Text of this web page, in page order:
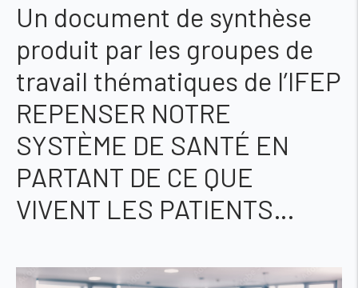
Un document de synthèse
produit par les groupes de
travail thématiques de l’IFEP
REPENSER NOTRE
SYSTÈME DE SANTÉ EN
PARTANT DE CE QUE
VIVENT LES PATIENTS…